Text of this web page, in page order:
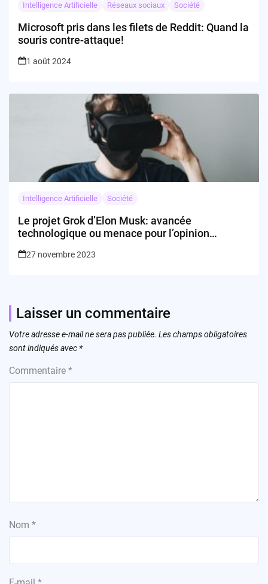
Intelligence Artificielle Réseaux sociaux Société
Microsoft pris dans les filets de Reddit: Quand la
souris contre-attaque!
1 août 2024
Intelligence Artificielle Société
Le projet Grok d’Elon Musk: avancée
technologique ou menace pour l’opinion
27 novembre 2023
Laisser un commentaire
Votre adresse e-mail ne sera pas publiée. Les champs obligatoires
sont indiqués avec *
Commentaire *
Nom *